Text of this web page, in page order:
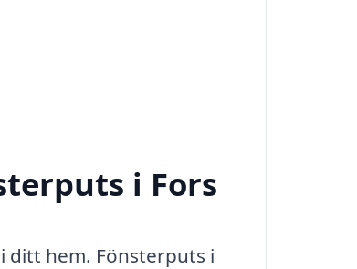
i Fors
ditt hem. Fönsterputs i